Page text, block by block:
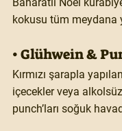
kokusu tüm meydana
• Glühwein &
Kırmızı şarapla
içecekler veya
punch’ları soğuk